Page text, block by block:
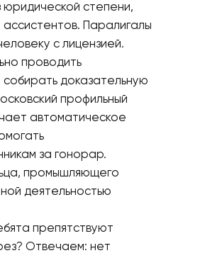
юридической степени,
ассистентов. Паралигалы
с лицензией.
проводить
собирать доказательную
профильный
автоматическое
за гонорар.
промышляющего
деятельностью
препятствуют
Отвечаем: нет